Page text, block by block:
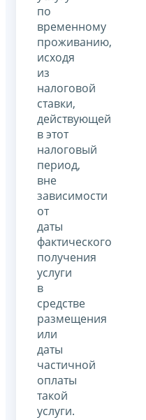
по
временному
проживанию,
исходя
из
налоговой
ставки,
действующей
в этот
налоговый
период,
вне
зависимости
от
даты
фактического
получения
услуги
в
средстве
размещения
или
даты
частичной
оплаты
такой
услуги.